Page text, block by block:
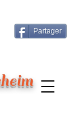
Partager